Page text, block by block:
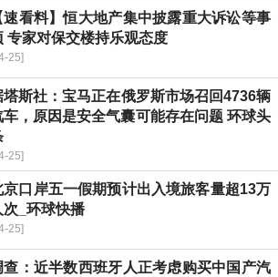
速看料】恒大地产集中披露重大诉讼等事
专家对保交楼持乐观态度
25]
塔斯社：宝马正在俄罗斯市场召回4736辆
车，原因是安全气囊可能存在问题 环球头
25]
京口岸五一假期预计出入境旅客量超13万
次_环球快播
25]
查：近半数西班牙人正考虑购买中国产汽